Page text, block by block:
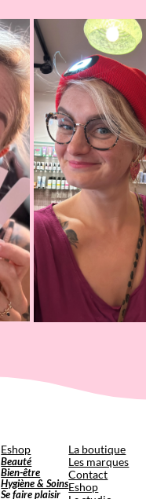
Eshop
Beauté
Bien-être
Hygiène & Soins
Se faire plaisir
La boutique
Les marques
Contact
Eshop